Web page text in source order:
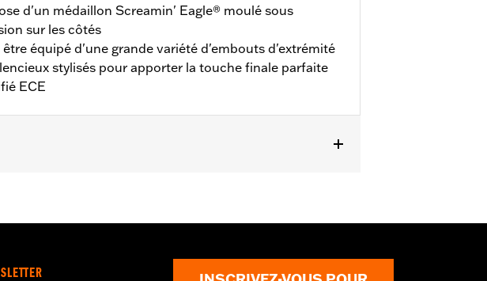
d'un médaillon Screamin' Eagle® moulé sous
sur les côtés
être équipé d'une grande variété d'embouts d'extrémité
stylisés pour apporter la touche finale parfaite
ECE